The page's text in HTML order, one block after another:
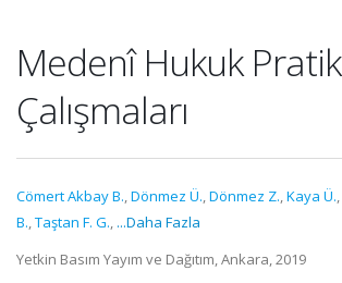
Medenî Hukuk Pratik
Çalışmaları
Cömert Akbay B.,Dönmez Ü.,Dönmez Z.,Kaya Ü.,
B.,Taştan F. G., ...Daha Fazla
Yetkin Basım Yayım ve Dağıtım, Ankara, 2019